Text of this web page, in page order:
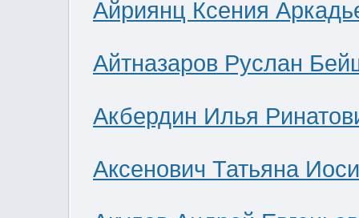
Айриянц Ксения
Айтназаров Руслан
Акбердин Илья
Аксенович Татьяна